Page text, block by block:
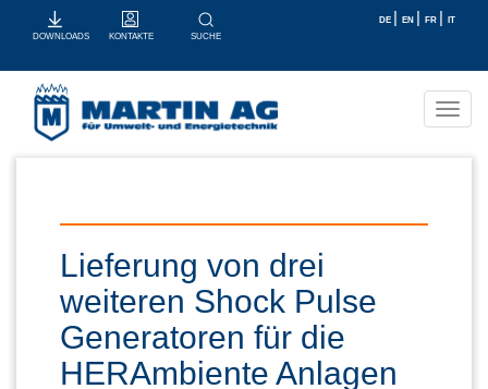
DOWNLOADS KONTAKTE SUCHE
DE | EN | FR | IT
Lieferung von drei
weiteren Shock Pulse
Generatoren für die
HERAmbiente Anlagen